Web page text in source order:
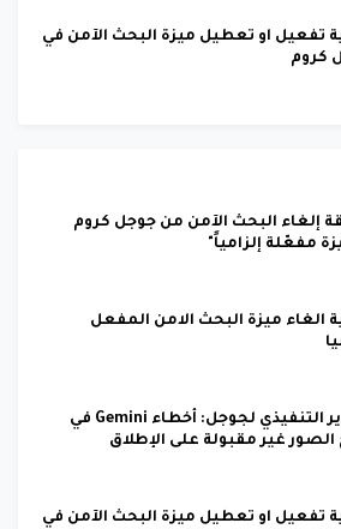
تفعيل او تعطيل ميزة البحث الآمن في
كروم
إلغاء البحث الآمن من جوجل كروم
مفعّلة إلزامياً"
الغاء ميزة البحث الامن المفعل
المدير التنفيذي لجوجل: أخطاء Gemini في
الصور غير مقبولة على الإطلاق
تفعيل او تعطيل ميزة البحث الآمن في